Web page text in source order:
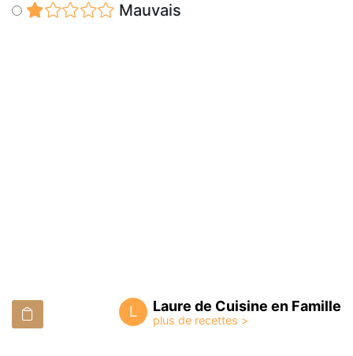
Mauvais
L Laure de Cuisine en Famille